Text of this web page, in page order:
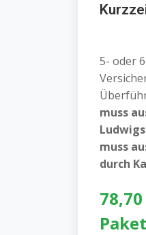
5- oder
muss
muss
durch